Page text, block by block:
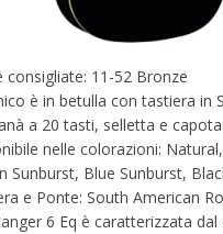
consigliate: 11-52 Bronze
è in betulla con tastiera in
a 20 tasti, selletta e
nelle colorazioni:
Sunburst, Blue Sunburst,
e Ponte: South American
6 Eq è caratterizzata dal